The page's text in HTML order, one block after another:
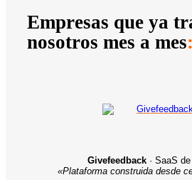
Empresas que ya
nosotros mes a mes:
Givefeedback · SaaS
«Plataforma construida desde